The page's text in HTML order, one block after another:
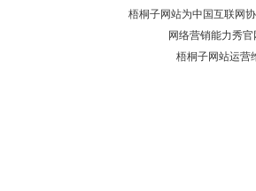
梧桐子网站为中国互联网
网络营销能力秀官
梧桐子网站运营